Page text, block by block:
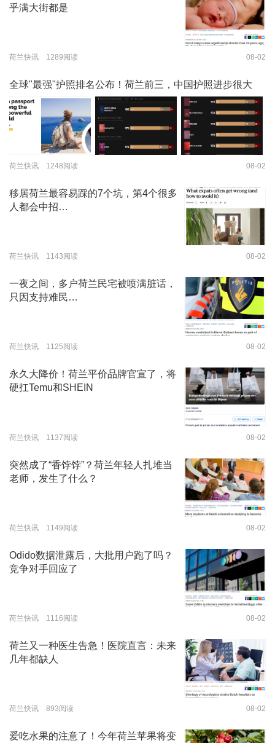
乎满大街都是
荷兰快讯 1289阅读 08-02
全球"最强"护照排名公布！荷兰前三，中国护照进步很大
荷兰快讯 1248阅读 08-02
移居荷兰最容易踩的7个坑，第4个很多
人都会中招…
荷兰快讯 1143阅读 08-02
一夜之间，多户荷兰民宅被喷满脏话，
只因支持难民…
荷兰快讯 1125阅读 08-02
永久大降价！荷兰平价品牌官宣了，将
硬扛Temu和SHEIN
荷兰快讯 1137阅读 08-02
突然成了“香饽饽”？荷兰年轻人扎堆当
老师，发生了什么？
荷兰快讯 1149阅读 08-02
Odido数据泄露后，大批用户跑了吗？
竞争对手回应了
荷兰快讯 1116阅读 08-02
荷兰又一种医生告急！医院直言：未来
几年都缺人
荷兰快讯 893阅读 08-02
爱吃水果的注意了！今年荷兰苹果将变